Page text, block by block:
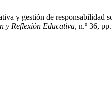
y gestión de responsabilidad
y Reflexión Educativa, n.º 36,